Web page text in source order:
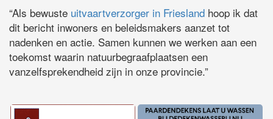
“Als bewuste uitvaartverzorger in Friesland hoop ik dat
dit bericht inwoners en beleidsmakers aanzet tot
nadenken en actie. Samen kunnen we werken aan een
toekomst waarin natuurbegraafplaatsen een
vanzelfsprekendheid zijn in onze provincie.”